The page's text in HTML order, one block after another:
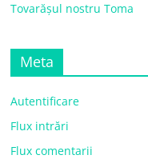
Tovarășul nostru Toma
Meta
Autentificare
Flux intrări
Flux comentarii